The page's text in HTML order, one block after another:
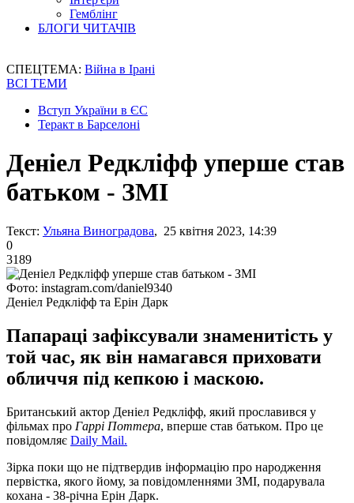
Гемблінг
БЛОГИ ЧИТАЧІВ
СПЕЦТЕМА: Війна в Ірані
ВСІ ТЕМИ
Вступ України в ЄС
Теракт в Барселоні
Деніел Редкліфф уперше став
батьком - ЗМІ
Текст: Ульяна Виноградова, 25 квітня 2023, 14:39
0
3189
Фото: instagram.com/daniel9340
Деніел Редкліфф та Ерін Дарк
Папараці зафіксували знаменитість у
той час, як він намагався приховати
обличчя під кепкою і маскою.
Британський актор Деніел Редкліфф, який прославився у
фільмах про Гаррі Поттера, вперше став батьком. Про це
повідомляє Daily Mail.
Зірка поки що не підтвердив інформацію про народження
первістка, якого йому, за повідомленнями ЗМІ, подарувала
кохана - 38-річна Ерін Дарк.